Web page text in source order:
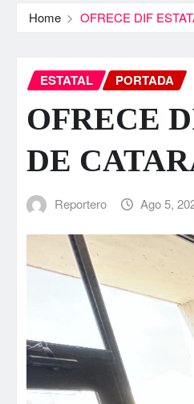
Home OFRECE DIF
ESTATAL PORTADA
OFRECE
DE
Reportero Ago 5,